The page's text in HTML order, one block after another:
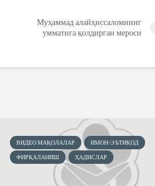
Муҳаммад алайҳиссаломнинг
умматига қолдирган мероси
ВИДЕО МАҚОЛАЛАР
ИМОН-ЭЪТИҚОД
ФИРҚАЛАНИШ
ҲАДИСЛАР